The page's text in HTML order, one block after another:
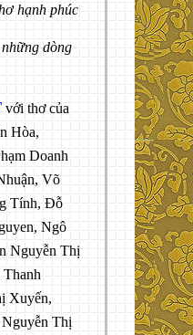
hạnh phúc
dòng
với thơ của
Hòa,
Doanh
Võ
Tính, Đỗ
Ngô
Nguyễn Thị
Xuyến,
Thị